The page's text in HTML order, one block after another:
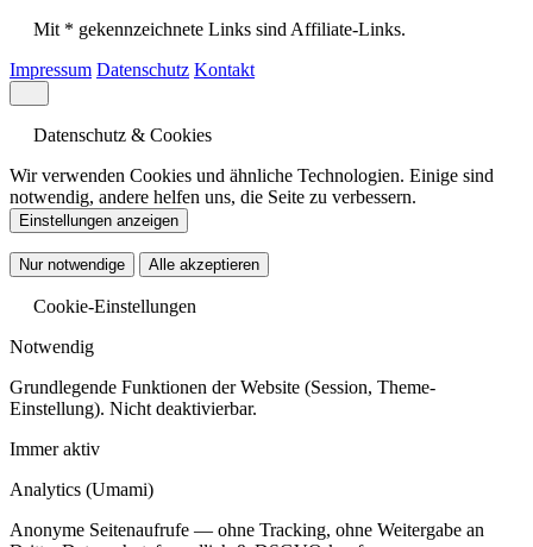
Mit * gekennzeichnete Links sind Affiliate-Links.
Impressum Datenschutz Kontakt
Datenschutz & Cookies
Wir verwenden Cookies und ähnliche Technologien. Einige sind
notwendig, andere helfen uns, die Seite zu verbessern.
Einstellungen anzeigen
Nur notwendige Alle akzeptieren
Cookie-Einstellungen
Notwendig
Grundlegende Funktionen der Website (Session, Theme-
Einstellung). Nicht deaktivierbar.
Immer aktiv
Analytics (Umami)
Anonyme Seitenaufrufe — ohne Tracking, ohne Weitergabe an